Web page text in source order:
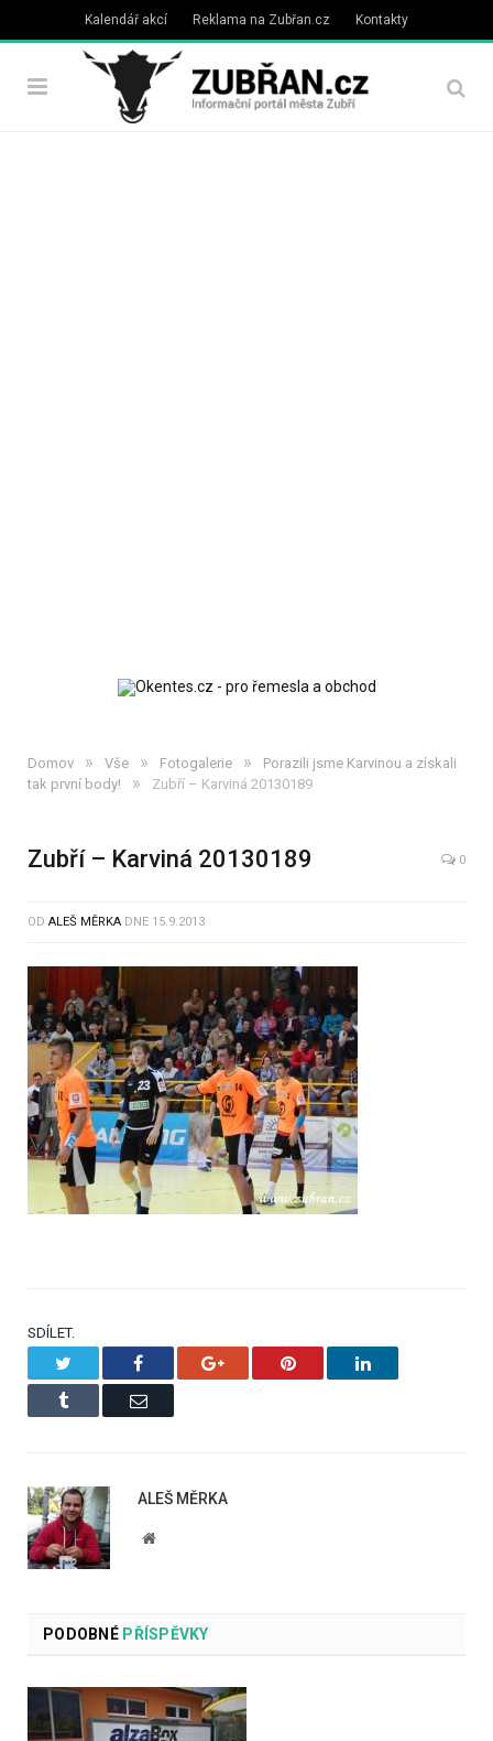
Kalendář akcí Reklama na Zubřan.cz Kontakty
Domov » Vše » Fotogalerie »
Porazili jsme Karvinou a získali
tak první body!
» Zubří – Karviná 20130189
Zubří – Karviná 20130189 0
OD ALEŠ MĚRKA DNE 15.9.2013
SDÍLET.
Facebook Google+ Pinterest LinkedIn
Tumblr Email
ALEŠ MĚRKA
Website
PODOBNÉPŘÍSPĚVKY